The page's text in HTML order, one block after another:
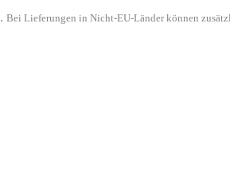
. Bei Lieferungen in Nicht-EU-Länder können